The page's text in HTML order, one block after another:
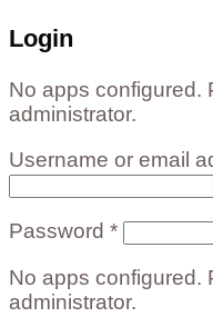
Login
No apps configured.
administrator.
Username or email
Password *
No apps configured.
administrator.